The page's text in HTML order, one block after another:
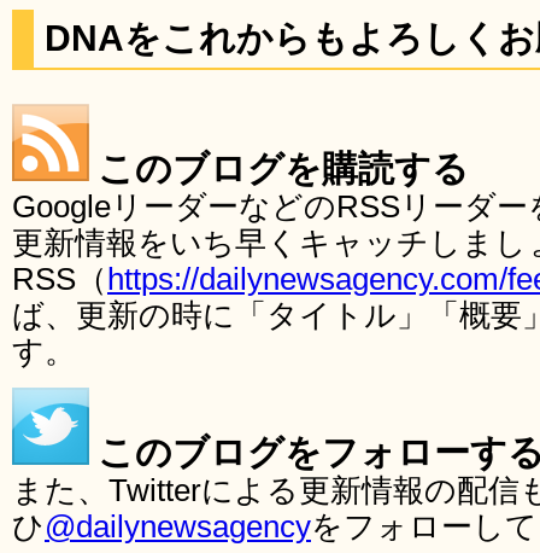
DNAをこれからもよろしく
このブログを購読する
GoogleリーダーなどのRSSリーダ
更新情報をいち早くキャッチしま
RSS（ https://dailynewsagency.com/
ば、更新の時に「タイトル」「概要
す。
このブログをフォローす
また、Twitterによる更新情報の配
ひ@dailynewsagencyをフォローし